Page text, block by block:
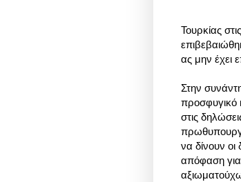
Τουρκίας
ας μην έχει
Στην
προσφυγικό
στις
να δίνουν οι
απόφαση